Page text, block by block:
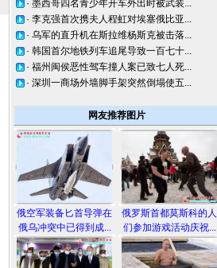
· 墨西哥四名青少年开车外出时被武装...
· 李克强首次携夫人程虹对埃塞俄比亚...
· 乌军的直升机在斯拉维杨斯克被击落...
· 韩国首尔地铁列车追尾导致一百七十...
· 福州闽侯恶性驾车撞人案已致七人死...
· 深圳一商场外墙脚手架突然倒塌使五...
网友推荐图片
俄空军装备匕首导弹在
俄乌冲突中已得到成...
俄罗斯首都莫斯科的人
们参加游戏活动庆祝...